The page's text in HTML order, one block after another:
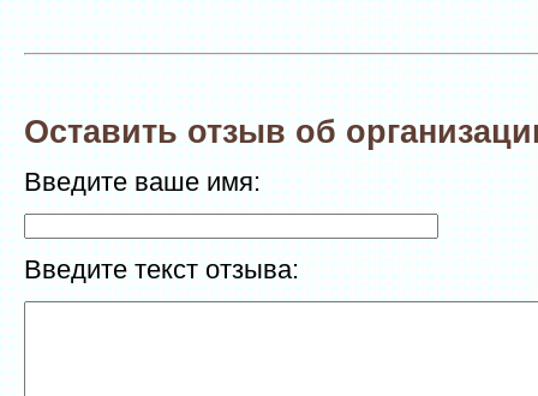
Оставить отзыв об
Введите ваше имя:
Введите текст отзыва: